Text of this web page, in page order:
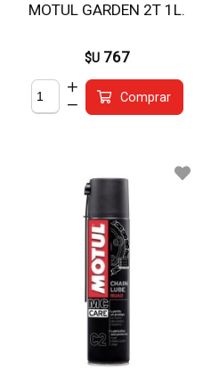
MOTUL GARDEN 2T 1L.
$U 767
Comprar